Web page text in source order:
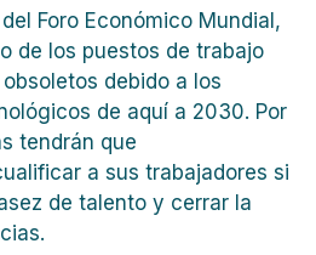
Foro Económico Mundial,
de los puestos de trabajo
debido a los
de aquí a 2030. Por
tendrán que
a sus trabajadores si
de talento y cerrar la